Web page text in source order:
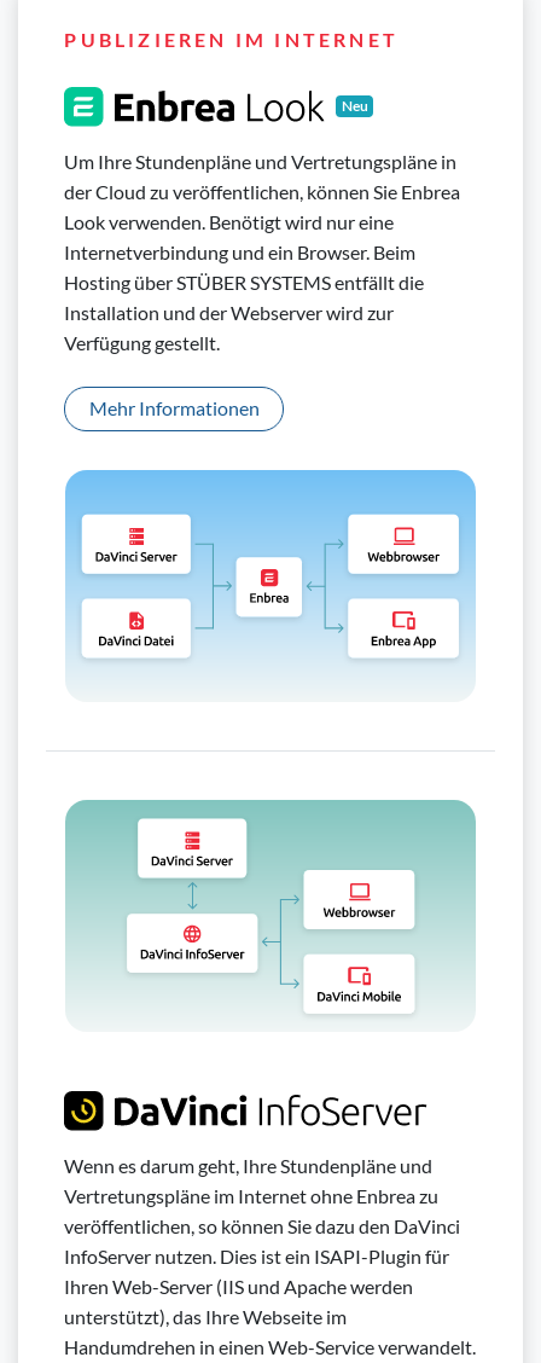
PUBLIZIEREN IM INTERNET
Neu
Um Ihre Stundenpläne und Vertretungspläne in
der Cloud zu veröffentlichen, können Sie Enbrea
Look verwenden. Benötigt wird nur eine
Internetverbindung und ein Browser. Beim
Hosting über STÜBER SYSTEMS entfällt die
Installation und der Webserver wird zur
Verfügung gestellt.
Mehr Informationen
Wenn es darum geht, Ihre Stundenpläne und
Vertretungspläne im Internet ohne Enbrea zu
veröffentlichen, so können Sie dazu den DaVinci
InfoServer nutzen. Dies ist ein ISAPI-Plugin für
Ihren Web-Server (IIS und Apache werden
unterstützt), das Ihre Webseite im
Handumdrehen in einen Web-Service verwandelt.